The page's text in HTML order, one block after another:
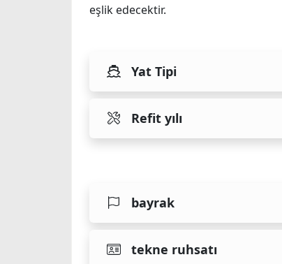
eşlik edecektir.
Yat Tipi
Refit yılı
bayrak
tekne ruhsatı